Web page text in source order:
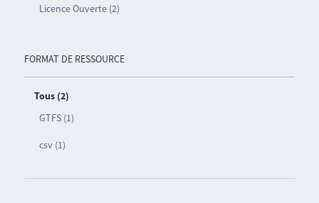
Licence Ouverte (2)
FORMAT DE RESSOURCE
Tous (2)
GTFS (1)
csv (1)